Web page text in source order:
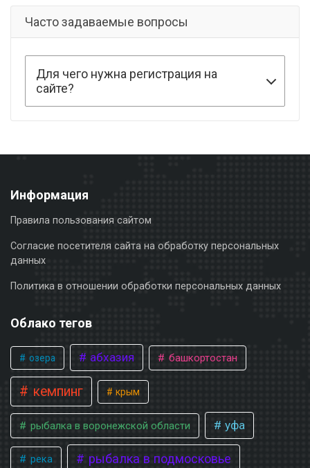
Часто задаваемые вопросы
Для чего нужна регистрация на
сайте?
Информация
Правила пользования сайтом
Согласие посетителя сайта на обработку персональных
данных
Политика в отношении обработки персональных данных
Облако тегов
озера абхазия башкортостан
кемпинг крым
рыбалка в воронежской области уфа
река рыбалка в подмосковье